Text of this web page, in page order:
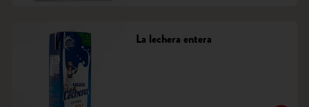
La lechera entera